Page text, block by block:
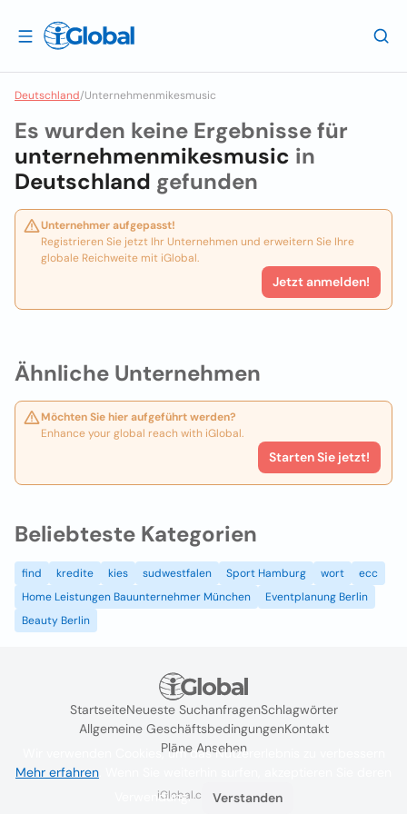
Deutschland/Unternehmenmikesmusic
Ähnliche Unternehmen
Möchten Sie hier aufgeführt werden?
Enhance your global reach with iGlobal.
Starten Sie jetzt!
Es wurden keine Ergebnisse für
unternehmenmikesmusic in
Deutschland gefunden
Unternehmer aufgepasst!
Registrieren Sie jetzt Ihr Unternehmen und erweitern Sie Ihre
globale Reichweite mit iGlobal.
Jetzt anmelden!
Beliebteste Kategorien
find kredite kies sudwestfalen Sport Hamburg wort
ecc
Home Leistungen Bauunternehmer München
Eventplanung Berlin
Beauty Berlin
StartseiteNeueste SuchanfragenSchlagwörter
Allgemeine GeschäftsbedingungenKontakt
Pläne Ansehen
iGlobal.co @ 2024
Wir verwenden Cookies, um das Nutzererlebnis zu verbessern
Mehr erfahren
Verwendung.
Verstanden